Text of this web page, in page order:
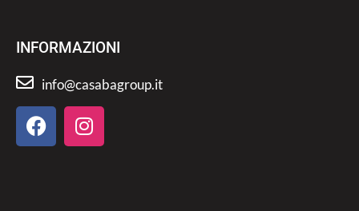
INFORMAZIONI
info@casabagroup.it